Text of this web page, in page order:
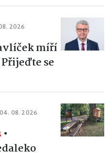
2026
míří
se
04. 08. 2026
•